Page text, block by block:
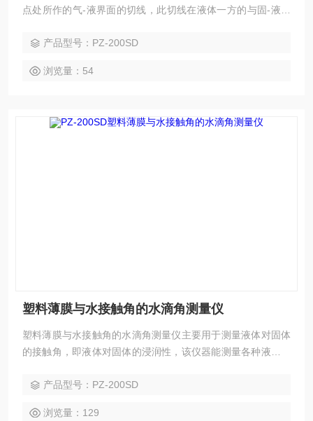
点处所作的气-液界面的切线，此切线在液体一方的与固-液交
法。 产品型号：PZ-200SD
浏览量：54
塑料薄膜与水接触角的水滴角测量仪
塑料薄膜与水接触角的水滴角测量仪主要用于测量液体对固体
的接触角，即液体对固体的浸润性，该仪器能测量各种液体对
等行业的科研生产有非常重要的作用，并广泛应用于化工、能
产品型号：PZ-200SD
浏览量：129